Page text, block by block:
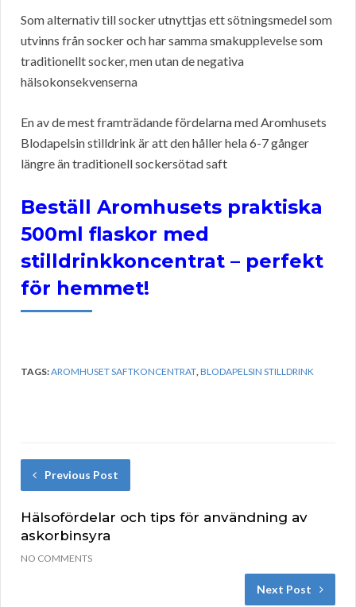
Som alternativ till socker utnyttjas ett sötningsmedel som
utvinns från socker och har samma smakupplevelse som
traditionellt socker, men utan de negativa
hälsokonsekvenserna
En av de mest framträdande fördelarna med Aromhusets
Blodapelsin stilldrink är att den håller hela 6-7 gånger
längre än traditionell sockersötad saft
Beställ Aromhusets praktiska
500ml flaskor med
stilldrinkkoncentrat – perfekt
för hemmet!
TAGS:AROMHUSET SAFTKONCENTRAT,BLODAPELSIN STILLDRINK
Previous Post
Hälsofördelar och tips för användning av
askorbinsyra
NO COMMENTS
Next Post